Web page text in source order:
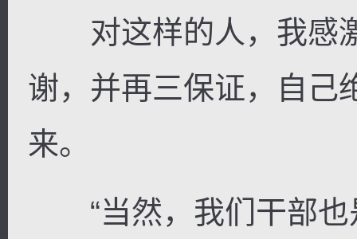
对这样的人，我感
谢，并再三保证，自己
来。
“当然，我们干部也